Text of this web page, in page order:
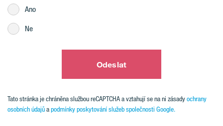
Ano
Ne
Odeslat
Tato stránka je chráněna službou reCAPTCHA a vztahují se na ni zásadyochrany
osobních údajůapodmínky poskytování služeb společnosti Google.